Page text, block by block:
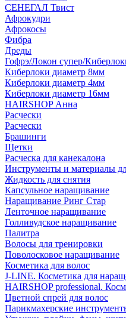
СЕНЕГАЛ Твист
Афрокудри
Афрокосы
Фибра
Дреды
Гофрэ/Локон супер/
Киберлоки диаметр 8мм
Киберлоки диаметр 4мм
Киберлоки диаметр 16мм
HAIRSHOP Анна
Расчески
Расчески
Брашинги
Щетки
Расческа для канекалона
Инструменты и материалы
Жидкость для снятия
Капсульное наращивание
Наращивание Ринг Стар
Ленточное наращивание
Голливудское наращивание
Палитра
Волосы для тренировки
Поволосковое наращивание
Косметика для волос
J-LINE. Косметика для
HAIRSHOP professional.
Цветной спрей для волос
Парикмахерские